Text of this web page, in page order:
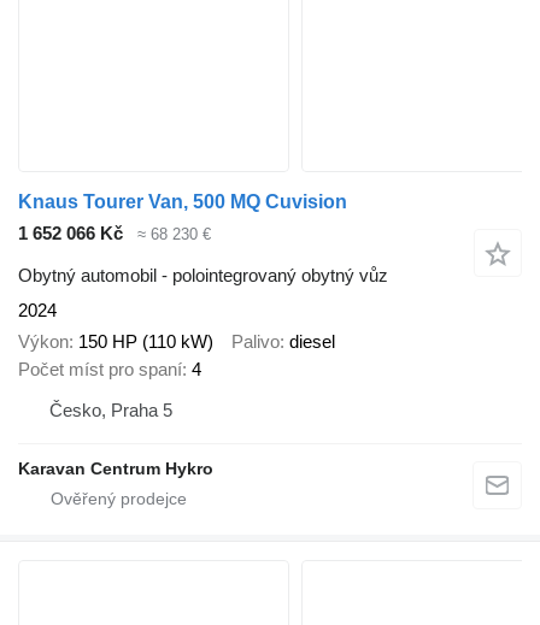
Knaus Tourer Van, 500 MQ Cuvision
1 652 066 Kč
≈ 68 230 €
Obytný automobil - polointegrovaný obytný vůz
2024
Výkon 150 HP (110 kW) Palivo diesel
Počet míst pro spaní 4
Česko, Praha 5
Karavan Centrum Hykro